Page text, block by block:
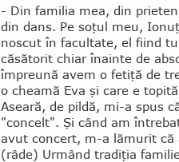
- Din familia mea, din
din dans. Pe soţul meu,
noscut în facultate, el fiind
căsătorit chiar înainte de
împreună avem o fetiţă de
o cheamă Eva şi care e
Aseară, de pildă, mi-a spus
"concelt". Şi când am
avut concert, m-a lămurit că
(râde) Urmând tradiţia